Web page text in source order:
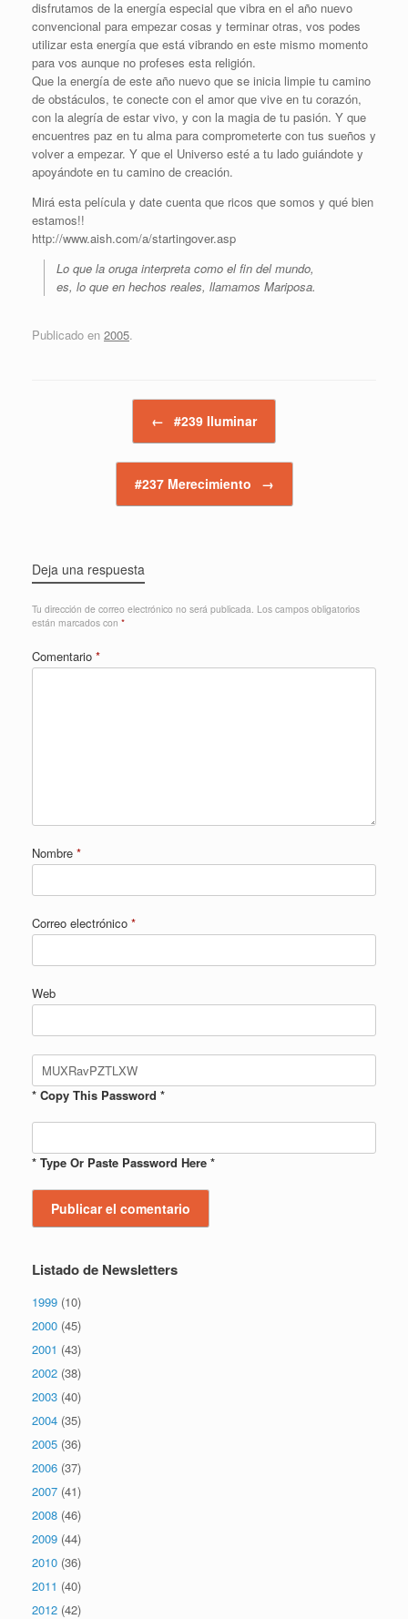
disfrutamos de la energía especial que vibra en el año nuevo
convencional para empezar cosas y terminar otras, vos podes
utilizar esta energía que está vibrando en este mismo momento
para vos aunque no profeses esta religión.
Que la energía de este año nuevo que se inicia limpie tu camino
de obstáculos, te conecte con el amor que vive en tu corazón,
con la alegría de estar vivo, y con la magia de tu pasión. Y que
encuentres paz en tu alma para comprometerte con tus sueños y
volver a empezar. Y que el Universo esté a tu lado guiándote y
apoyándote en tu camino de creación.
Mirá esta película y date cuenta que ricos que somos y qué bien
estamos!!
http://www.aish.com/a/startingover.asp
Lo que la oruga interpreta como el fin del mundo,
es, lo que en hechos reales, llamamos Mariposa.
Publicado en 2005.
← #239 Iluminar
#237 Merecimiento →
Deja una respuesta
Tu dirección de correo electrónico no será publicada. Los campos obligatorios
están marcados con *
Comentario *
Nombre *
Correo electrónico *
Web
* Copy This Password *
* Type Or Paste Password Here *
Listado de Newsletters
1999 (10)
2000 (45)
2001 (43)
2002 (38)
2003 (40)
2004 (35)
2005 (36)
2006 (37)
2007 (41)
2008 (46)
2009 (44)
2010 (36)
2011 (40)
2012 (42)